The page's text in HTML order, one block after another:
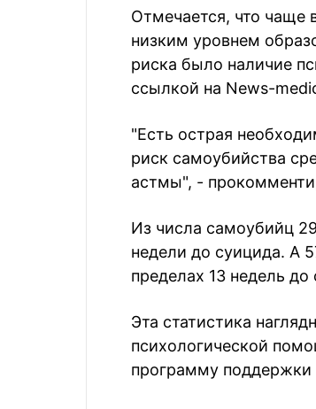
Отмечается, что
низким уровнем
риска было наличие
ссылкой на News-
"Есть острая
риск самоубийства
астмы", -
Из числа самоубийц
недели до суицида. А
пределах 13 недель
Эта статистика
психологической
программу поддержки